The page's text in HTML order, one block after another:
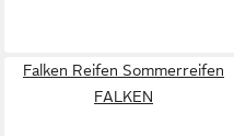
Falken Reifen Sommerreifen
FALKEN